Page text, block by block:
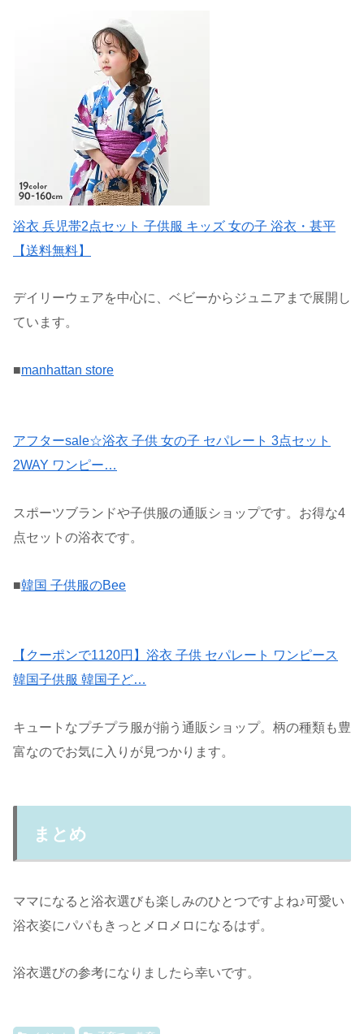
浴衣 兵児帯2点セット 子供服 キッズ 女の子 浴衣・甚平
【送料無料】
デイリーウェアを中心に、ベビーからジュニアまで展開し
ています。
■manhattan store
アフターsale☆浴衣 子供 女の子 セパレート 3点セット
2WAY ワンピー…
スポーツブランドや子供服の通販ショップです。お得な4
点セットの浴衣です。
■韓国 子供服のBee
【クーポンで1120円】浴衣 子供 セパレート ワンピース
韓国子供服 韓国子ど…
キュートなプチプラ服が揃う通販ショップ。柄の種類も豊
富なのでお気に入りが見つかります。
まとめ
ママになると浴衣選びも楽しみのひとつですよね♪可愛い
浴衣姿にパパもきっとメロメロになるはず。
浴衣選びの参考になりましたら幸いです。